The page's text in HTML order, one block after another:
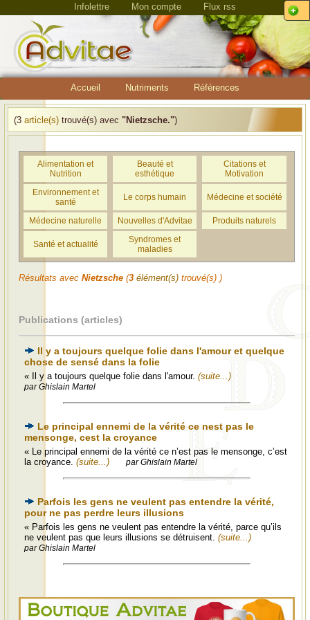
Infolettre Mon compte Flux rss
Accueil Nutriments Références
(3 article(s) trouvé(s) avec "Nietzsche.")
Alimentation et
Nutrition
Beauté et
esthétique
Citations et
Motivation
Environnement et
santé
Le corps humain Médecine et société
Médecine naturelle Nouvelles d'Advitae Produits naturels
Santé et actualité
Syndromes et
maladies
Résultats avec Nietzsche (3 élément(s) trouvé(s) )
Publications (articles)
Il y a toujours quelque folie dans l'amour et quelque
chose de sensé dans la folie
« Il y a toujours quelque folie dans l'amour. (suite...)
par Ghislain Martel
Le principal ennemi de la vérité ce nest pas le
mensonge, cest la croyance
« Le principal ennemi de la vérité ce n’est pas le mensonge, c’est
la croyance. (suite...) par Ghislain Martel
Parfois les gens ne veulent pas entendre la vérité,
pour ne pas perdre leurs illusions
« Parfois les gens ne veulent pas entendre la vérité, parce qu’ils
ne veulent pas que leurs illusions se détruisent. (suite...)
par Ghislain Martel